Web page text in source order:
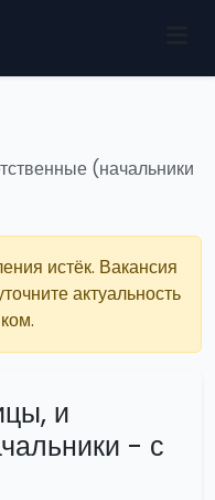
(начальники
истёк. Вакансия
актуальность
и
- с